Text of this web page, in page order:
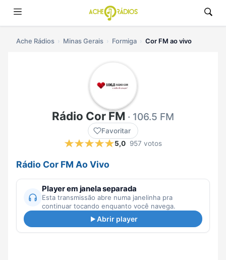
Ache Rádios Minas Gerais Formiga Cor FM ao vivo
Rádio Cor FM · 106.5 FM
Favoritar
5,0 957 votos
Rádio Cor FM Ao Vivo
Player em janela separada
Esta transmissão abre numa janelinha pra
continuar tocando enquanto você navega.
Abrir player